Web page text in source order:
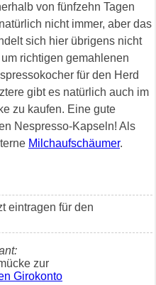
von fünfzehn Tagen
nicht immer, aber das
sich hier übrigens nicht
richtigen gemahlenen
für den Herd
gibt es natürlich auch im
zu kaufen. Eine gute
Nespresso-Kapseln! Als
Milchaufschäumer.
eintragen für den
zur
Girokonto